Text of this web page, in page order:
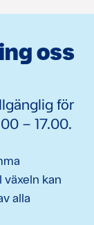
oss
för
– 17.00.
kan
alla